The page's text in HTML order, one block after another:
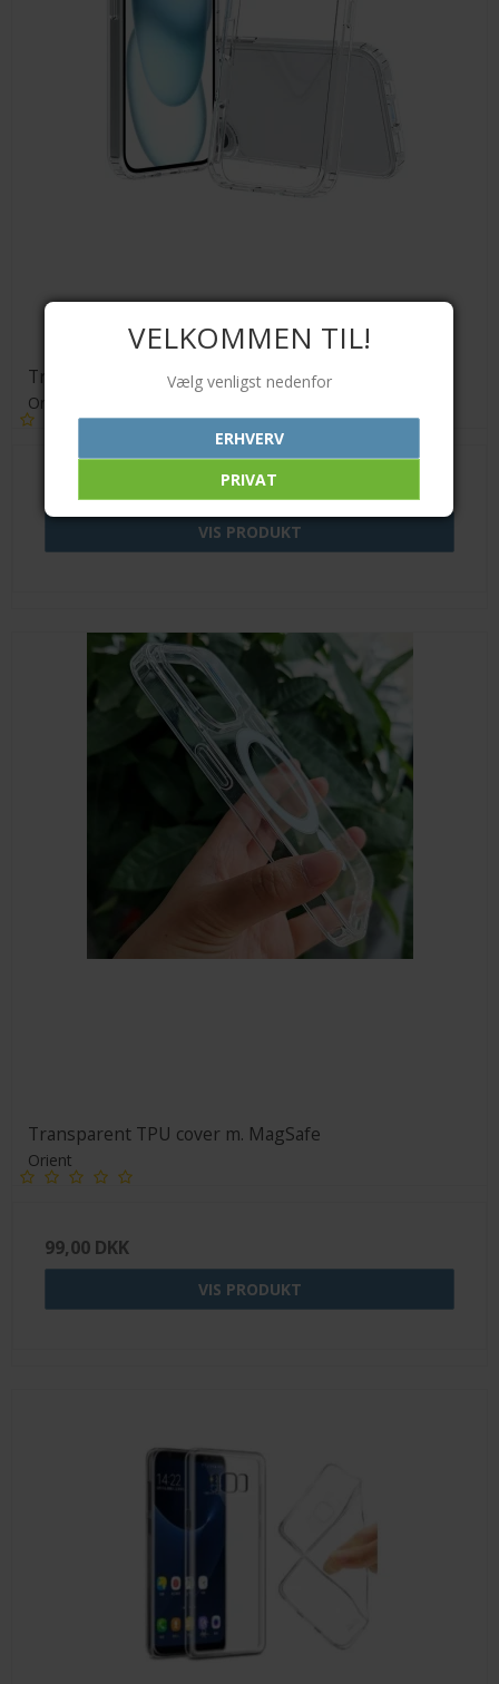
Transparent TPU cover
Orient
VIS PRODUKT
Transparent TPU cover m. MagSafe
Orient
99,00 DKK
VIS PRODUKT
VELKOMMEN TIL!
Vælg venligst nedenfor
ERHVERV
PRIVAT